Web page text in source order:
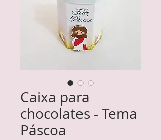
Caixa para
chocolates - Tema
Páscoa